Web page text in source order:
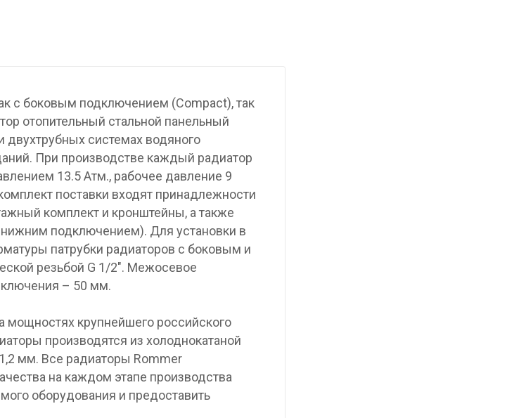
с боковым подключением (Compact), так
отопительный стальной панельный
системах водяного
При производстве каждый радиатор
13.5 Атм., рабочее давление 9
поставки входят принадлежности
комплект и кронштейны, а также
подключением). Для установки в
патрубки радиаторов с боковым и
резьбой G 1/2″. Межосевое
– 50 мм.
мощностях крупнейшего российского
производятся из холоднокатаной
мм. Все радиаторы Rommer
на каждом этапе производства
оборудования и предоставить